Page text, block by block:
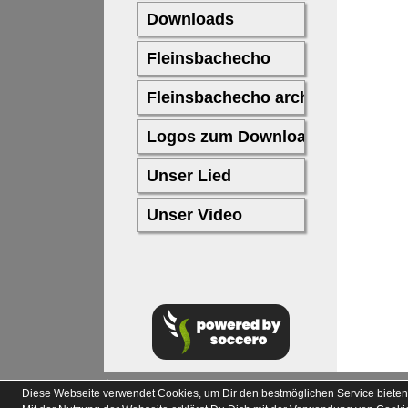
soccero.de
Diese Webseite verwendet Cookies, um Dir den bestmöglichen Service